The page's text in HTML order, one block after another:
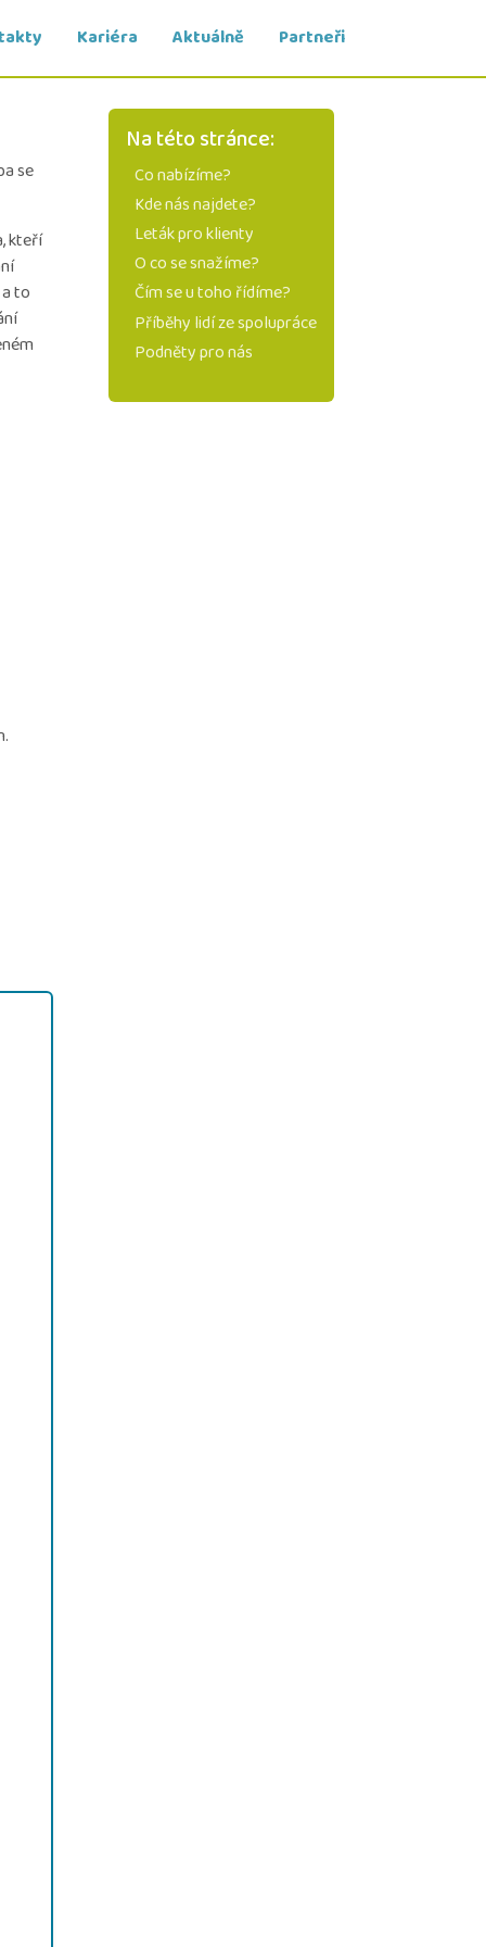
Kariéra Aktuálně Partneři
se
kteří
to
Na této stránce:
Co nabízíme?
Kde nás najdete?
Leták pro klienty
O co se snažíme?
Čím se u toho řídíme?
Příběhy lidí ze spolupráce
Podněty pro nás